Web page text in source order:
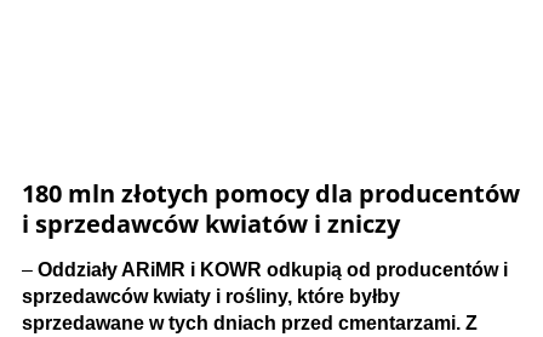
180 mln złotych pomocy dla producentów
i sprzedawców kwiatów i zniczy
– Oddziały ARiMR i KOWR odkupią od producentów i
sprzedawców kwiaty i rośliny, które byłby
sprzedawane w tych dniach przed cmentarzami. Z